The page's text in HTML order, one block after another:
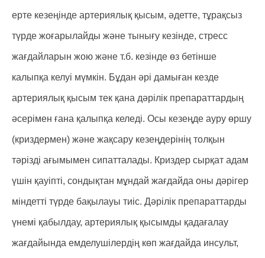
ерте кезеңінде артериялық қысым, әдетте, тұрақсыз
түрде жоғарылайды және тынығу кезінде, стресс
жағдайларын жою және т.б. кезінде өз бетінше
калыпқа келуі мүмкін. Бұдан әрі дамыған кезде
артериялық қысым тек қана дәрілік препараттардың
әсерімен ғана қалыпқа келеді. Осы кезеңде ауру өршу
(криздермен) және жақсару кезеңдерінің толқын
тәрізді ағымымен сипатталады. Криздер сырқат адам
үшін қауіпті, сондықтан мұндай жағдайда оны дәрігер
міндетті түрде бақылауы тиіс. Дәрілік препараттарды
үнемі қабылдау, артериялық қысымды қадағалау
жағдайында емделушілердің көп жағдайда инсульт,